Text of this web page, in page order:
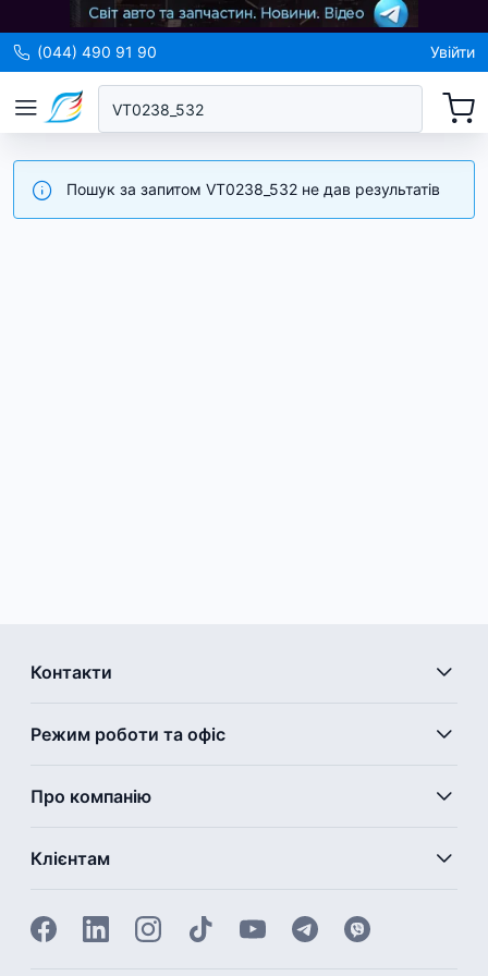
(044) 490 91 90 Увійти
Пошук за запитом VT0238_532 не дав результатів
Контакти
Режим роботи та офіс
Про компанію
Клієнтам